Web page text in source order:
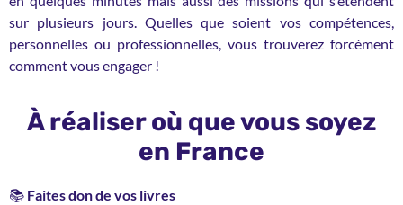
sur plusieurs jours. Quelles que soient vos compétences,
personnelles ou professionnelles, vous trouverez forcément
comment vous engager !
À réaliser où que vous soyez
en France
📚 Faites don de vos livres